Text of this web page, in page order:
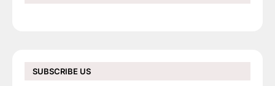
SUBSCRIBE US